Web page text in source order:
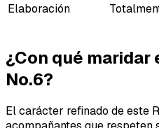
Elaboración
¿Con qué maridar
No.6?
El carácter refinado de este